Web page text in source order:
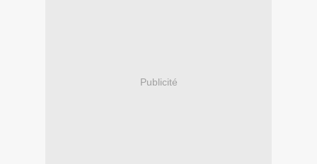
Publicité